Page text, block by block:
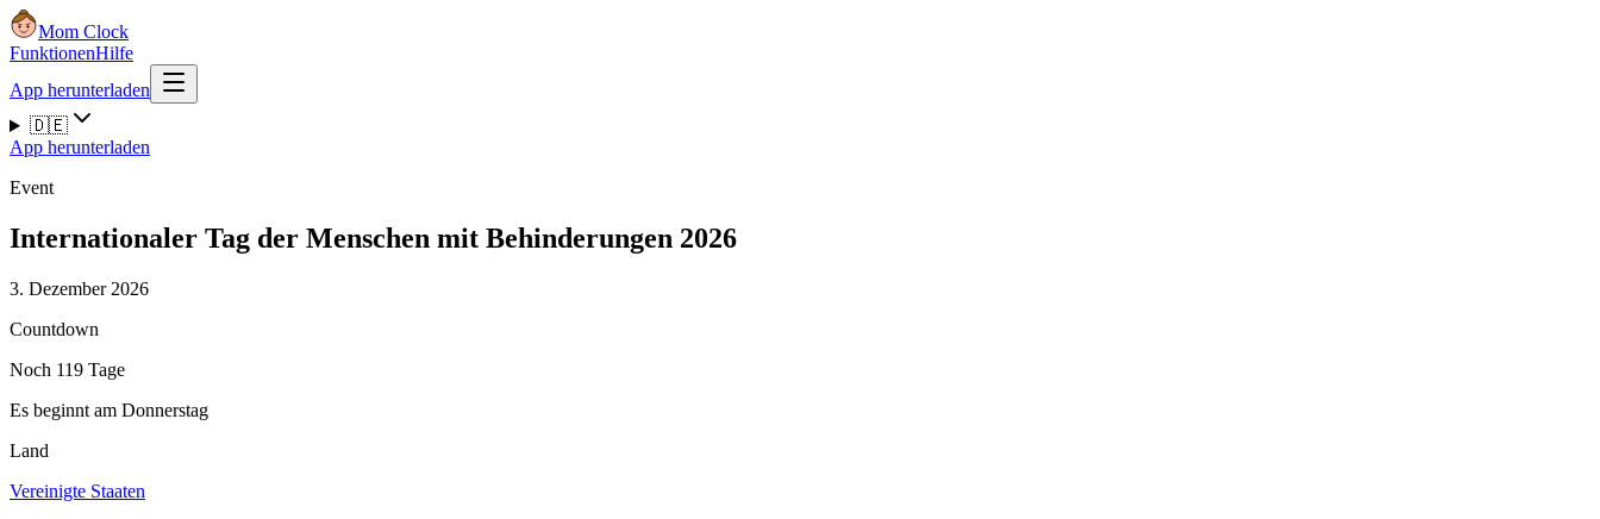
Mom Clock
FunktionenHilfe
App herunterladen
🇩🇪
App herunterladen
Event
Internationaler Tag der Menschen mit Behinderungen 2026
3. Dezember 2026
Countdown
Noch 119 Tage
Es beginnt am Donnerstag
Land
Vereinigte Staaten